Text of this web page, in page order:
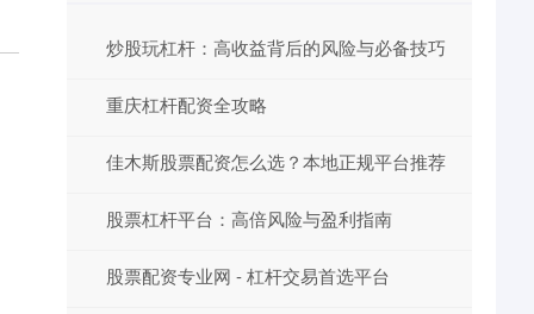
炒股玩杠杆：高收益背后的风险与必备技巧
重庆杠杆配资全攻略
佳木斯股票配资怎么选？本地正规平台推荐
股票杠杆平台：高倍风险与盈利指南
股票配资专业网 - 杠杆交易首选平台